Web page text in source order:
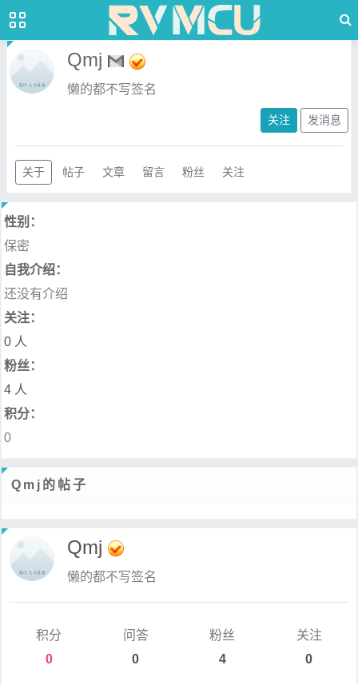
Qmj
懒的都不写签名
关注 发消息
关于 帖子 文章 留言 粉丝 关注
性别：
保密
自我介绍：
还没有介绍
关注：
0 人
粉丝：
4 人
积分：
0
Qmj的帖子
Qmj
懒的都不写签名
积分
0
问答
0
粉丝
4
关注
0